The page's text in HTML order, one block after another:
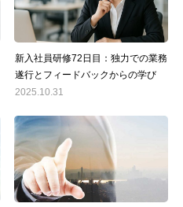
新入社員研修72日目：独力での業務
遂行とフィードバックからの学び
2025.10.31